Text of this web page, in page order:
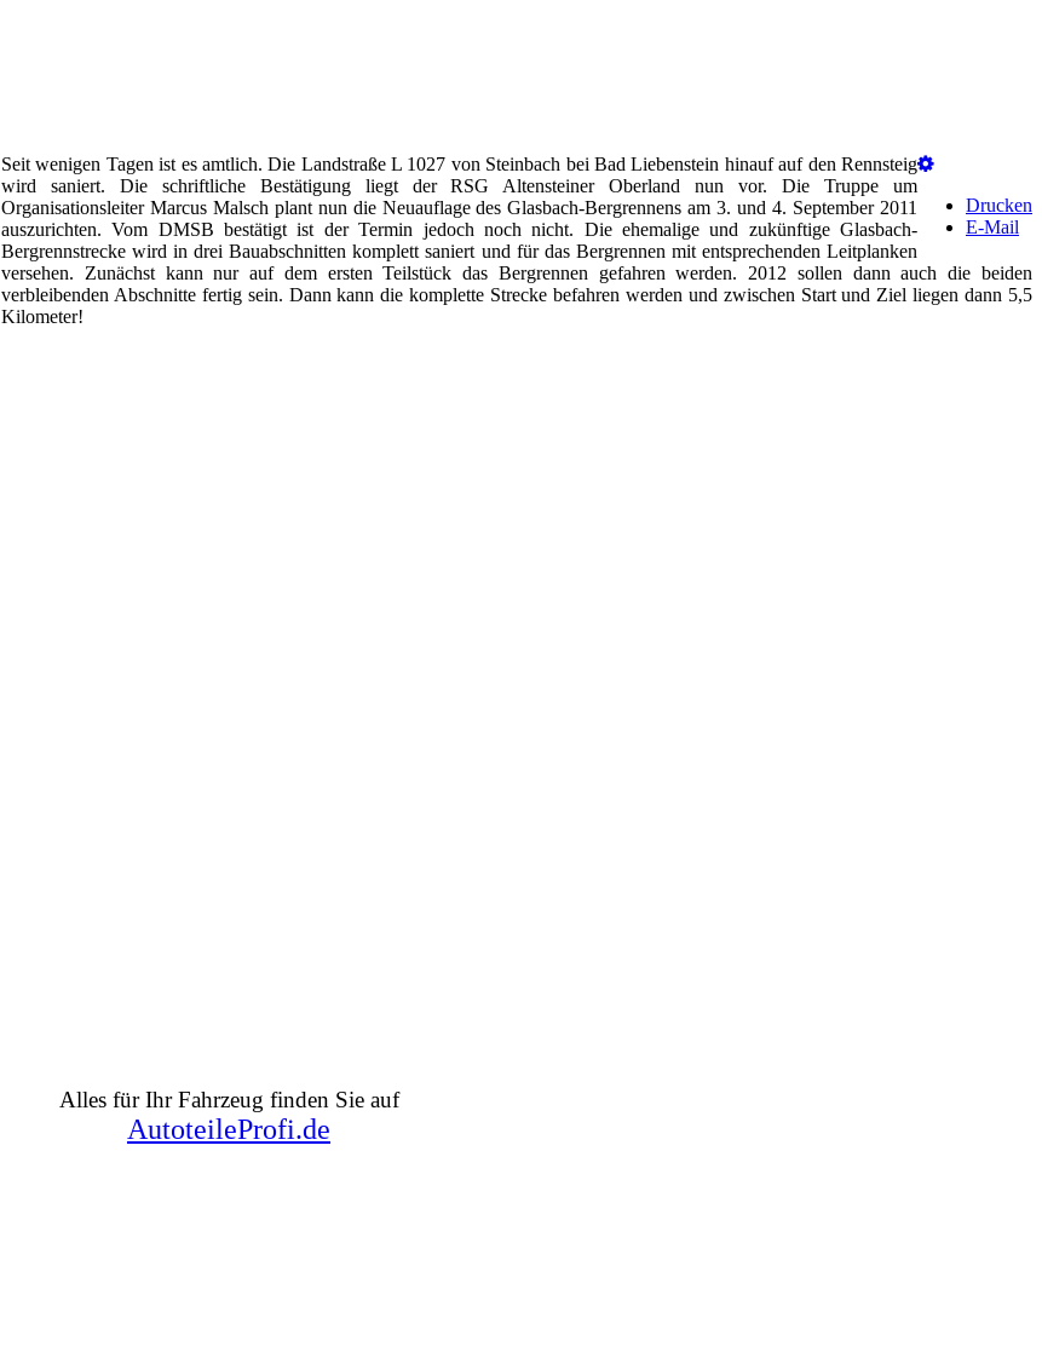
Drucken
E-Mail
Seit wenigen Tagen ist es amtlich. Die Landstraße L 1027 von Steinbach bei Bad Liebenstein hinauf auf den Rennsteig
wird saniert. Die schriftliche Bestätigung liegt der RSG Altensteiner Oberland nun vor. Die Truppe um
Organisationsleiter Marcus Malsch plant nun die Neuauflage des Glasbach-Bergrennens am 3. und 4. September 2011
auszurichten. Vom DMSB bestätigt ist der Termin jedoch noch nicht. Die ehemalige und zukünftige Glasbach-
Bergrennstrecke wird in drei Bauabschnitten komplett saniert und für das Bergrennen mit entsprechenden Leitplanken
versehen. Zunächst kann nur auf dem ersten Teilstück das Bergrennen gefahren werden. 2012 sollen dann auch die beiden
verbleibenden Abschnitte fertig sein. Dann kann die komplette Strecke befahren werden und zwischen Start und Ziel liegen dann 5,5
Kilometer!
Alles für Ihr Fahrzeug finden Sie auf
AutoteileProfi.de